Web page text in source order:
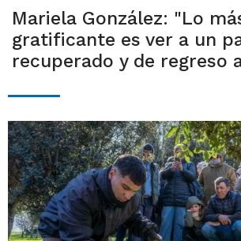
Mariela González: "Lo
gratificante es ver a un
recuperado y de regreso